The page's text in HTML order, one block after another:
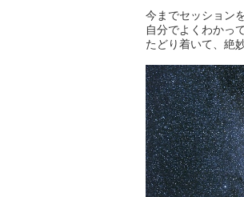
今までセッション
自分でよくわかっ
たどり着いて、絶